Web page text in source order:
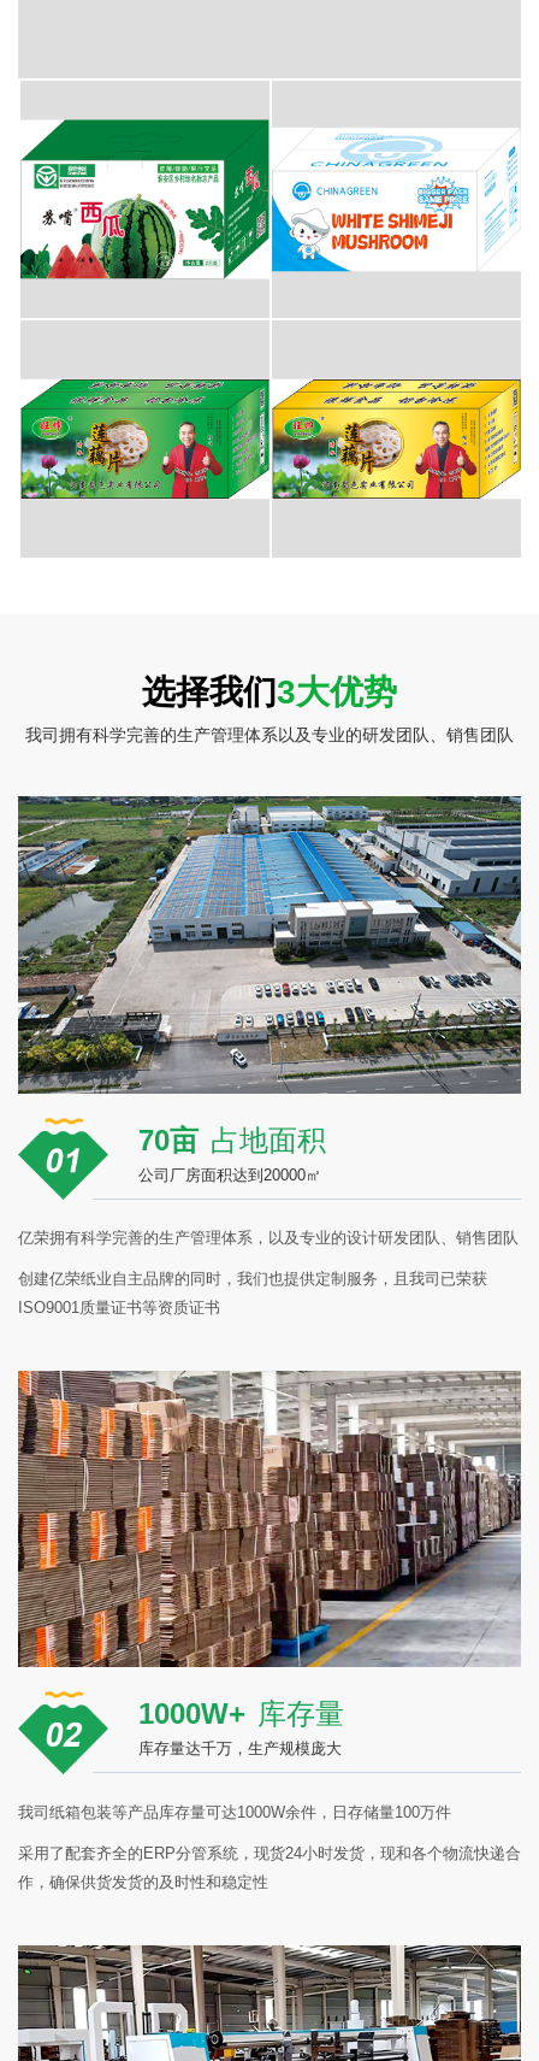
选择我们3大优势
我司拥有科学完善的生产管理体系以及专业的研发团队、销售团队
70亩 占地面积
公司厂房面积达到20000㎡
亿荣拥有科学完善的生产管理体系，以及专业的设计研发团队、销售团队
创建亿荣纸业自主品牌的同时，我们也提供定制服务，且我司已荣获
ISO9001质量证书等资质证书
1000W+ 库存量
库存量达千万，生产规模庞大
我司纸箱包装等产品库存量可达1000W余件，日存储量100万件
采用了配套齐全的ERP分管系统，现货24小时发货，现和各个物流快递合
作，确保供货发货的及时性和稳定性